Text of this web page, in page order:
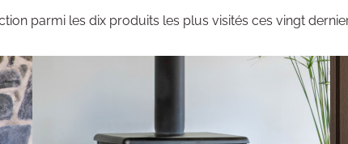
parmi les dix produits les plus visités ces vingt